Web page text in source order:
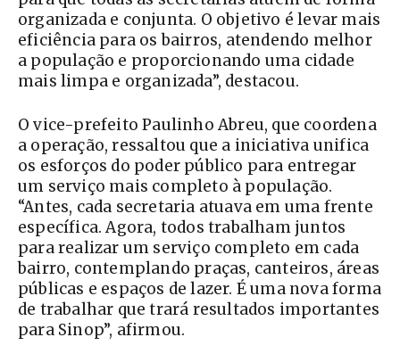
organizada e conjunta. O objetivo é levar mais
eficiência para os bairros, atendendo melhor
a população e proporcionando uma cidade
mais limpa e organizada”, destacou.
O vice-prefeito Paulinho Abreu, que coordena
a operação, ressaltou que a iniciativa unifica
os esforços do poder público para entregar
um serviço mais completo à população.
“Antes, cada secretaria atuava em uma frente
específica. Agora, todos trabalham juntos
para realizar um serviço completo em cada
bairro, contemplando praças, canteiros, áreas
públicas e espaços de lazer. É uma nova forma
de trabalhar que trará resultados importantes
para Sinop”, afirmou.